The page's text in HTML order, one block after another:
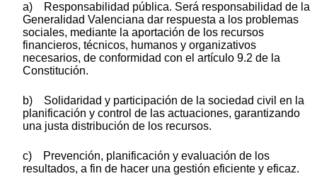
a) Responsabilidad pública. Será responsabilidad de la
Generalidad Valenciana dar respuesta a los problemas
sociales, mediante la aportación de los recursos
financieros, técnicos, humanos y organizativos
necesarios, de conformidad con el artículo 9.2 de la
Constitución.
b) Solidaridad y participación de la sociedad civil en la
planificación y control de las actuaciones, garantizando
una justa distribución de los recursos.
c) Prevención, planificación y evaluación de los
resultados, a fin de hacer una gestión eficiente y eficaz.